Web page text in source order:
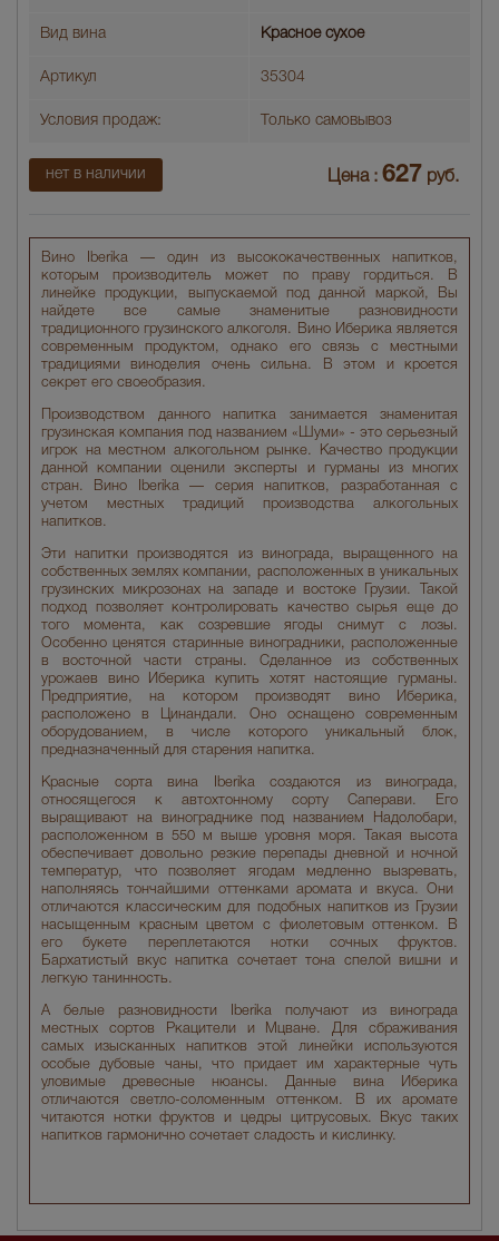
Вино Iberika — один из высококачественных напитков,
которым производитель может по праву гордиться. В
линейке продукции, выпускаемой под данной маркой, Вы
найдете все самые знаменитые разновидности
традиционного грузинского алкоголя. Вино Иберика является
современным продуктом, однако его связь с местными
традициями виноделия очень сильна. В этом и кроется
секрет его своеобразия.
Производством данного напитка занимается знаменитая
грузинская компания под названием «Шуми» - это серьезный
игрок на местном алкогольном рынке. Качество продукции
данной компании оценили эксперты и гурманы из многих
стран. Вино Iberika — серия напитков, разработанная с
учетом местных традиций производства алкогольных
напитков.
Эти напитки производятся из винограда, выращенного на
собственных землях компании, расположенных в уникальных
грузинских микрозонах на западе и востоке Грузии. Такой
подход позволяет контролировать качество сырья еще до
того момента, как созревшие ягоды снимут с лозы.
Особенно ценятся старинные виноградники, расположенные
в восточной части страны. Сделанное из собственных
урожаев вино Иберика купить хотят настоящие гурманы.
Предприятие, на котором производят вино Иберика,
расположено в Цинандали. Оно оснащено современным
оборудованием, в числе которого уникальный блок,
предназначенный для старения напитка.
Красные сорта вина Iberika создаются из винограда,
относящегося к автохтонному сорту Саперави. Его
выращивают на винограднике под названием Надолобари,
расположенном в 550 м выше уровня моря. Такая высота
обеспечивает довольно резкие перепады дневной и ночной
температур, что позволяет ягодам медленно вызревать,
наполняясь тончайшими оттенками аромата и вкуса. Они
отличаются классическим для подобных напитков из Грузии
насыщенным красным цветом с фиолетовым оттенком. В
его букете переплетаются нотки сочных фруктов.
Бархатистый вкус напитка сочетает тона спелой вишни и
легкую танинность.
А белые разновидности Iberika получают из винограда
местных сортов Ркацители и Мцване. Для сбраживания
самых изысканных напитков этой линейки используются
особые дубовые чаны, что придает им характерные чуть
уловимые древесные нюансы. Данные вина Иберика
отличаются светло-соломенным оттенком. В их аромате
читаются нотки фруктов и цедры цитрусовых. Вкус таких
напитков гармонично сочетает сладость и кислинку.
Вид вина Красное сухое
Артикул 35304
Условия продаж: Только самовывоз
нет в наличии Цена : 627 руб.